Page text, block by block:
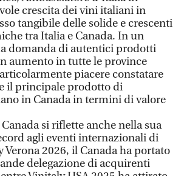
crescita dei vini italiani in
tangibile delle solide e crescenti
tra Italia e Canada. In un
domanda di autentici prodotti
aumento in tutte le province
piacere constatare
il principale prodotto di
in Canada in termini di valore
si riflette anche nella sua
agli eventi internazionali di
Verona 2026, il Canada ha portato
delegazione di acquirenti